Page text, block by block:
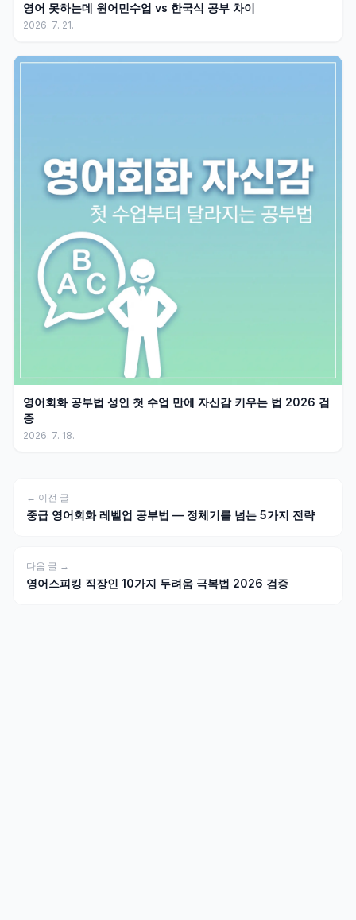
영어 못하는데 원어민수업 vs 한국식 공부 차이
2026. 7. 21.
영어회화 공부법 성인 첫 수업 만에 자신감 키우는 법 2026 검
증
2026. 7. 18.
← 이전 글
중급 영어회화 레벨업 공부법 — 정체기를 넘는 5가지 전략
다음 글 →
영어스피킹 직장인 10가지 두려움 극복법 2026 검증